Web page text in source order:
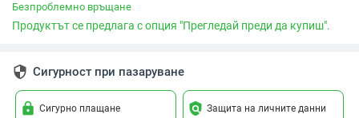
Безпроблемно връщане
Продуктът се предлага с опция "Прегледай преди да купиш".
security Сигурност при пазаруване
lock Сигурно плащане policy Защита на личните данни